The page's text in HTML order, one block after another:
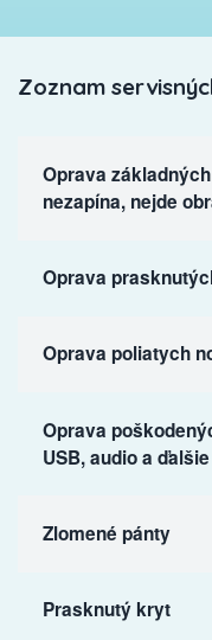
Zoznam
Oprava
nezapína, nejde
Oprava
Oprava poliatych
Oprava
USB, audio a ďalšie
Zlomené pánty
Prasknutý kryt